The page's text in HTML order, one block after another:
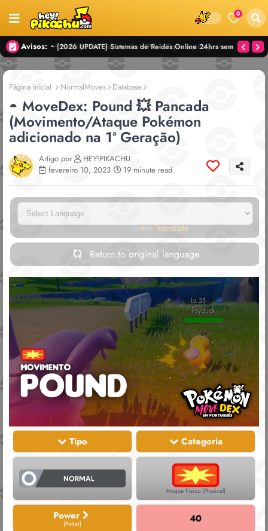
0
Avisos: ◓ [2026 UPDATE] Sistemas de Reides Online 24hrs sem
depender de amigos! — Pokémon GO
Página inicial NormalMoves Database
◓ MoveDex: Pound 💥 Pancada
(Movimento/Ataque Pokémon
adicionado na 1ª Geração)
Artigo por
HEY!PIKACHU
fevereiro 10, 2023
19 minute read
Powered by
Translate
Return to original language
Tipo Categoria
Ataque Físico (Physical)
Power
(Poder) 40